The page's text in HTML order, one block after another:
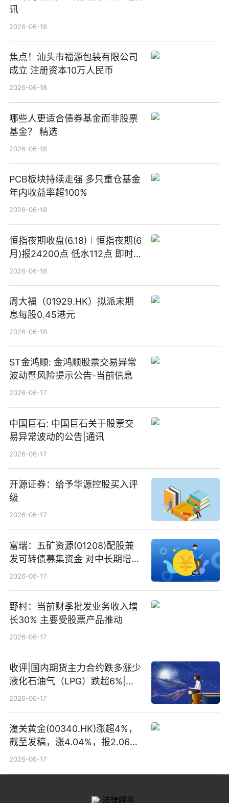
讯
2026-06-18
焦点！汕头市福源包装有限公司
成立 注册资本10万人民币
2026-06-18
哪些人更适合债券基金而非股票
基金？ 精选
2026-06-18
PCB板块持续走强 多只重仓基金
年内收益率超100%
2026-06-18
恒指夜期收盘(6.18)︱恒指夜期(6
月)报24200点 低水112点 即时
焦点
2026-06-18
周大福（01929.HK）拟派末期
息每股0.45港元
2026-06-18
ST金鸿顺: 金鸿顺股票交易异常
波动暨风险提示公告-当前信息
2026-06-17
中国巨石: 中国巨石关于股票交
易异常波动的公告|通讯
2026-06-17
开源证券：给予华源控股买入评
级
2026-06-17
富瑞：五矿资源(01208)配股兼
发可转债募集资金 对中长期增长
和战略定位正面|当前焦点
2026-06-17
野村：当前财季批发业务收入增
长30% 主要受股票产品推动
2026-06-17
收评|国内期货主力合约跌多涨少
液化石油气（LPG）跌超6%|头
条焦点
2026-06-17
潼关黄金(00340.HK)涨超4%，
截至发稿，涨4.04%，报2.06港
元，成交额369.05万港元|焦点
2026-06-17